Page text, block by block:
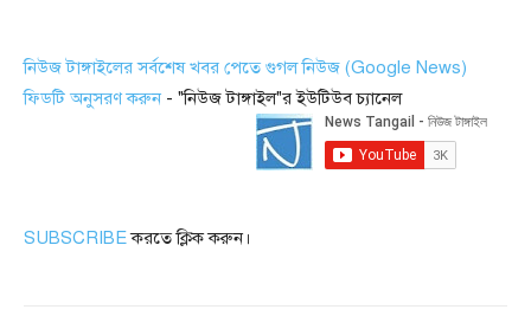
নিউজ টাঙ্গাইলের সর্বশেষ খবর পেতে গুগল নিউজ (Google News)
ফিডটি অনুসরণ করুন - "নিউজ টাঙ্গাইল"র ইউটিউব চ্যানেল
SUBSCRIBEকরতে ক্লিক করুন।